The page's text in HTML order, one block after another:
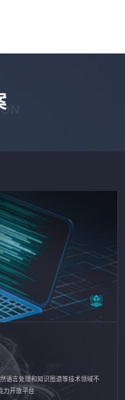
语言处理和知识图谱等技术领域不
力开放平台